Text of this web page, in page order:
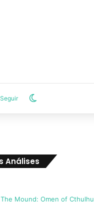
Seguir
Análises
The Mound: Omen of Cthulhu